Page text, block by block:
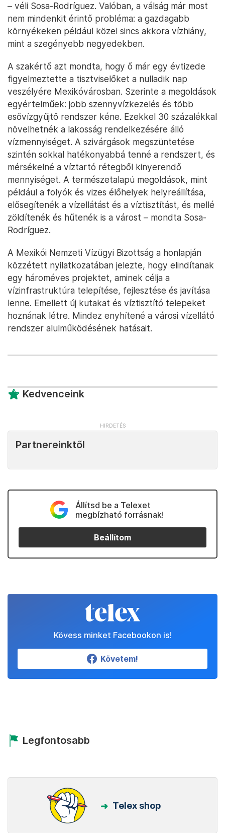
– véli Sosa-Rodríguez. Valóban, a válság már most
nem mindenkit érintő probléma: a gazdagabb
környékeken például közel sincs akkora vízhiány,
mint a szegényebb negyedekben.
A szakértő azt mondta, hogy ő már egy évtizede
figyelmeztette a tisztviselőket a nulladik nap
veszélyére Mexikóvárosban. Szerinte a megoldások
egyértelműek: jobb szennyvízkezelés és több
esővízgyűjtő rendszer kéne. Ezekkel 30 százalékkal
növelhetnék a lakosság rendelkezésére álló
vízmennyiséget. A szivárgások megszüntetése
szintén sokkal hatékonyabbá tenné a rendszert, és
mérsékelné a víztartó rétegből kinyerendő
mennyiséget. A természetalapú megoldások, mint
például a folyók és vizes élőhelyek helyreállítása,
elősegítenék a vízellátást és a víztisztítást, és mellé
zöldítenék és hűtenék is a várost – mondta Sosa-
Rodríguez.
A Mexikói Nemzeti Vízügyi Bizottság a honlapján
közzétett nyilatkozatában jelezte, hogy elindítanak
egy hároméves projektet, aminek célja a
vízinfrastruktúra telepítése, fejlesztése és javítása
lenne. Emellett új kutakat és víztisztító telepeket
hoznának létre. Mindez enyhítené a városi vízellátó
rendszer alulműködésének hatásait.
Kedvenceink
Partnereinktől
Állítsd be a Telexet
megbízható forrásnak!
Beállítom
Kövess minket Facebookon is!
Követem!
Legfontosabb
Telex shop